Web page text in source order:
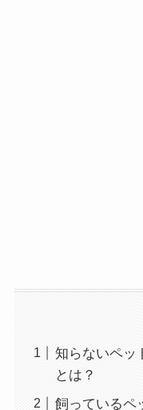
知らないペッ
とは？
飼っているペ